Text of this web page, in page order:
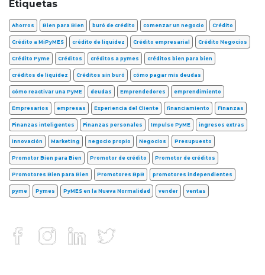
Etiquetas
Ahorros Bien para Bien buró de crédito comenzar un negocio Crédito
Crédito a MiPyMES crédito de liquidez Crédito empresarial Crédito Negocios
Crédito Pyme Créditos créditos a pymes créditos bien para bien
créditos de liquidez Créditos sin buró cómo pagar mis deudas
cómo reactivar una PyME deudas Emprendedores emprendimiento
Empresarios empresas Experiencia del Cliente financiamiento Finanzas
Finanzas inteligentes Finanzas personales Impulso PyME ingresos extras
innovación Marketing negocio propio Negocios Presupuesto
Promotor Bien para Bien Promotor de crédito Promotor de créditos
Promotores Bien para Bien Promotores BpB promotores independientes
pyme Pymes PyMES en la Nueva Normalidad vender ventas